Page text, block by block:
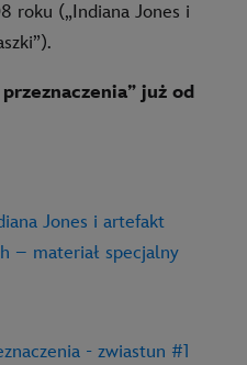
roku („Indiana Jones i
już od
Jones i artefakt
– materiał specjalny
- zwiastun #1